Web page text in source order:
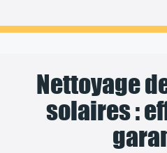
Nettoyage
solaires :